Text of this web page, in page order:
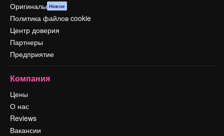
Оригиналы Новое
Политика файлов cookie
Центр доверия
Партнеры
Предприятие
Компания
Цены
О нас
Reviews
Вакансии